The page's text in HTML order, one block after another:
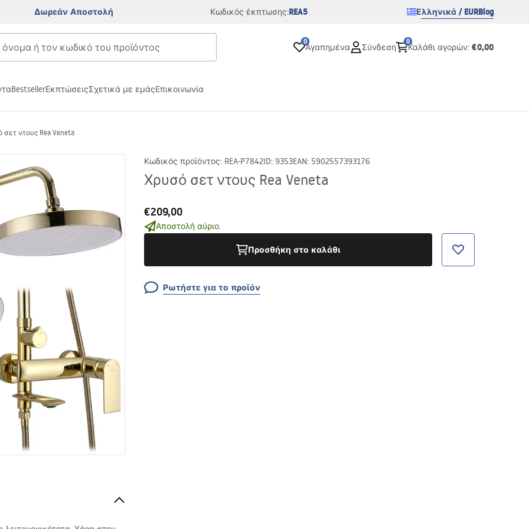
Δωρεάν Αποστολή Κωδικός έκπτωσης:REA5 Ελληνικά / EURBlog
0
Αγαπημένα Σύνδεση
0
Καλάθι αγορών: €0,00
BestsellerΕκπτώσειςΣχετικά με εμάςΕπικοινωνία
σετ ντους Rea Veneta
Κωδικός προϊόντος: REA-P7842ID: 9353EAN: 5902557393176
Χρυσό σετ ντους Rea Veneta
€209,00
Αποστολή αύριο.
Προσθήκη στο καλάθι
Ρωτήστε για το προϊόν